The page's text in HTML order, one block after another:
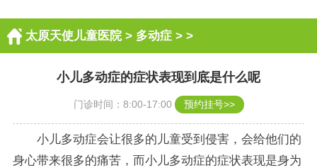
太原天使儿童医院> 多动症> >
小儿多动症的症状表现到底是什么呢
门诊时间：8:00-17:00 预约挂号>>
小儿多动症会让很多的儿童受到侵害，会给他们的
身心带来很多的痛苦，而小儿多动症的症状表现是身为